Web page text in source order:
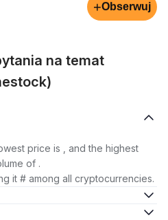
+Obserwuj
na temat
price is , and the highest
of .
it # among all cryptocurrencies.